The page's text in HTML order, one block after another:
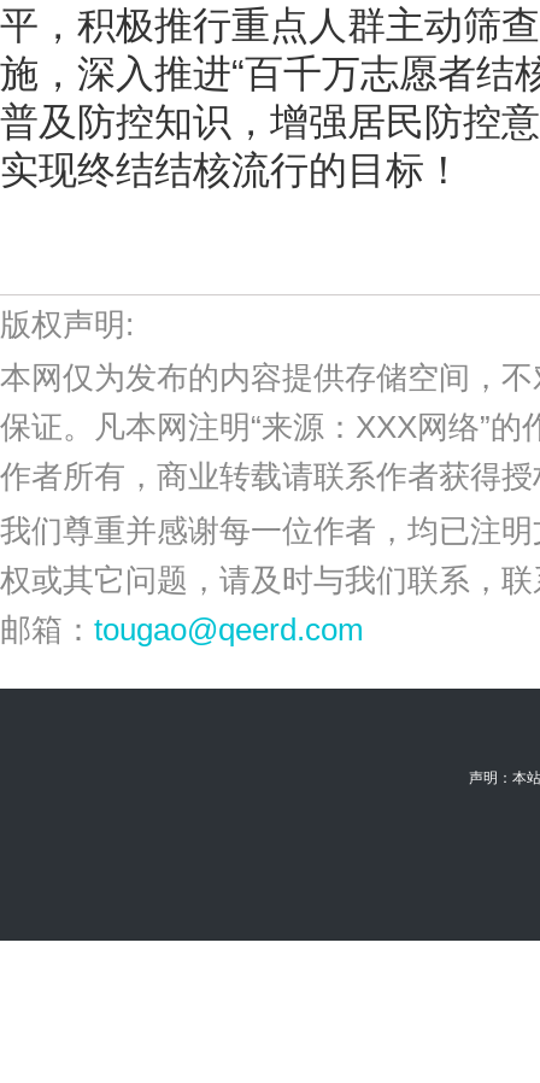
平，积极推行重点人群主动筛
施，深入推进“百千万志愿者结
普及防控知识，增强居民防控
实现终结结核流行的目标！
版权声明:
本网仅为发布的内容提供存储空间，
保证。凡本网注明“来源：XXX网络”
作者所有，商业转载请联系作者获得
我们尊重并感谢每一位作者，均已注
权或其它问题，请及时与我们联系，
邮箱： tougao@qeerd.com
声明：本